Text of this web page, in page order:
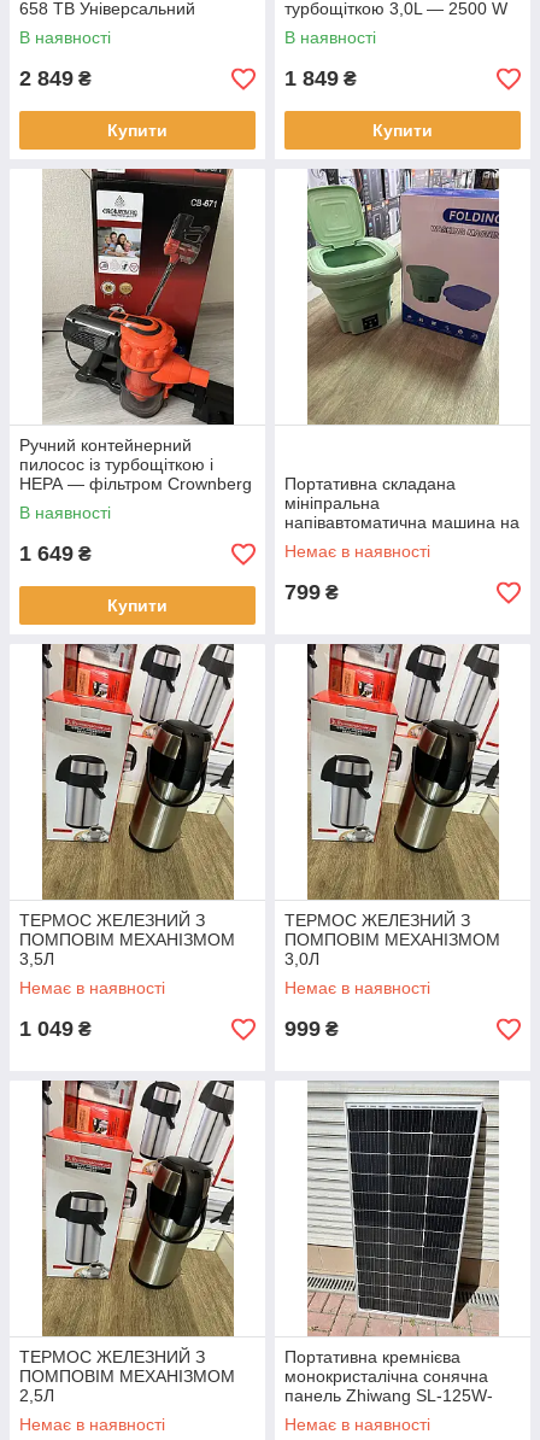
658 TB Універсальний
пилосос для сухого
прибирання 5200 W
В наявності
2 849 ₴
Купити
турбощіткою 3,0L — 2500 W
В наявності
1 849 ₴
Купити
Ручний контейнерний
пилосос із турбощіткою і
НЕРА — фільтром Crownberg
CB-671 на 2500 Вт
В наявності
1 649 ₴
Купити
Портативна складана
мініпральна
напівавтоматична машина на
8 літрів, зелений
Немає в наявності
799 ₴
ТЕРМОС ЖЕЛЕЗНИЙ З
ПОМПОВІМ МЕХАНІЗМОМ
3,5Л
Немає в наявності
1 049 ₴
ТЕРМОС ЖЕЛЕЗНИЙ З
ПОМПОВІМ МЕХАНІЗМОМ
3,0Л
Немає в наявності
999 ₴
ТЕРМОС ЖЕЛЕЗНИЙ З
ПОМПОВІМ МЕХАНІЗМОМ
2,5Л
Немає в наявності
Портативна кремнієва
монокристалічна сонячна
панель Zhiwang SL-125W-
18M 125 Вт.
Немає в наявності